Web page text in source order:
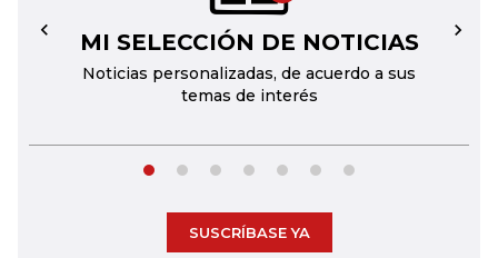
MI SELECCIÓN DE NOTICIAS
Noticias personalizadas, de acuerdo a sus
temas de interés
← →
SUSCRÍBASE YA